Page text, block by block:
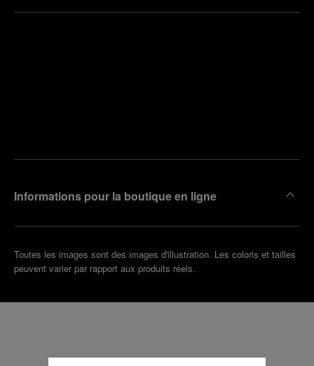
Informations pour la boutique en ligne
Toutes les images sont des images d'illustration. Les coloris et tailles
peuvent varier par rapport aux produits réels.